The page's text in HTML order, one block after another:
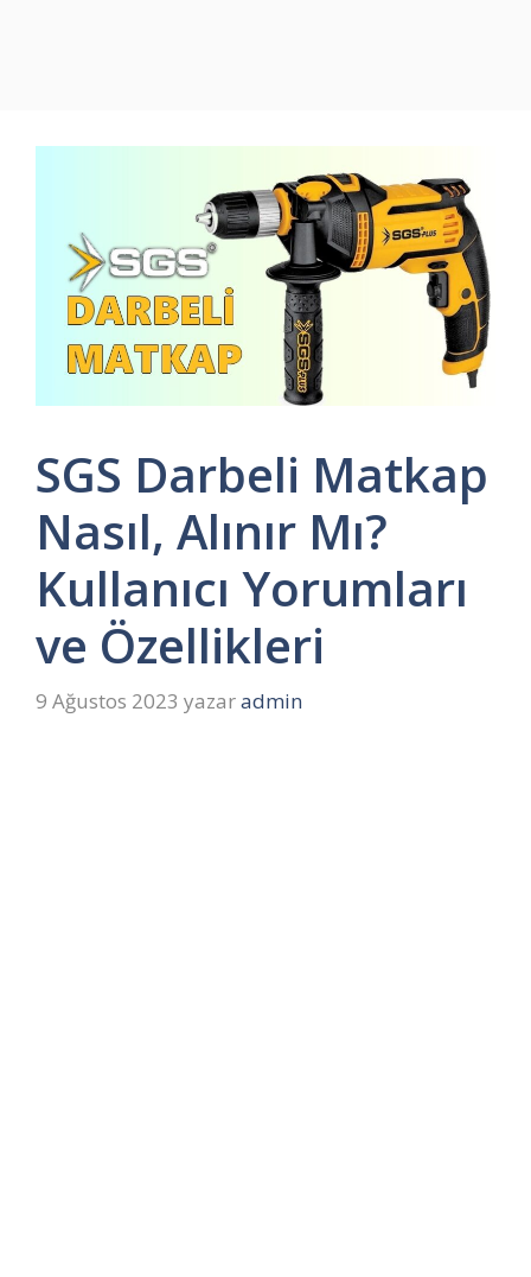
SGS Darbeli Matkap
Nasıl, Alınır Mı?
Kullanıcı Yorumları
ve Özellikleri
9 Ağustos 2023 yazaradmin